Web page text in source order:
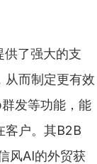
供了强大的支
从而制定更有效
发等功能，能
客户。其B2B
风AI的外贸获